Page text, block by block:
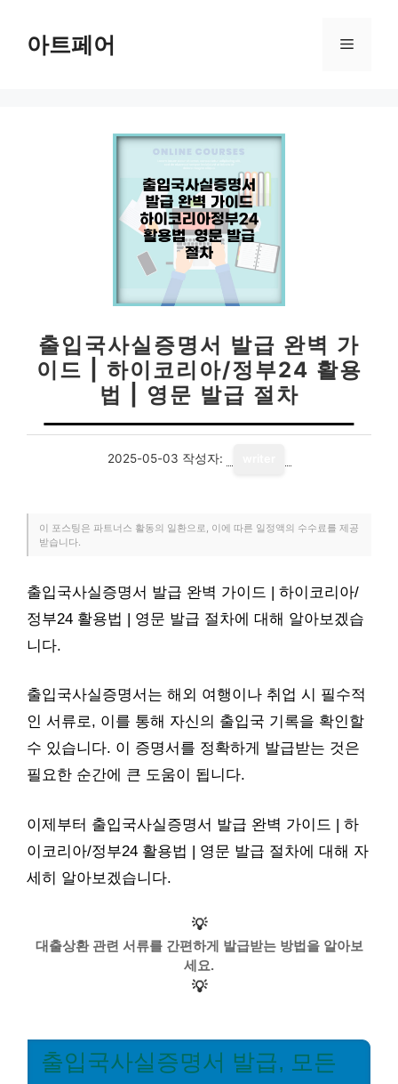
아트페어 메
출입국사실증명서 발급 완벽 가
이드 | 하이코리아/정부24 활용
법 | 영문 발급 절차
2025-05-03 작성자:
이 포스팅은 파트너스 활동의 일환으로, 이에 따른 일정액의 수수료를 제공
받습니다.
출입국사실증명서 발급 완벽 가이드 | 하이코리아/
정부24 활용법 | 영문 발급 절차에 대해 알아보겠습
니다.
출입국사실증명서는 해외 여행이나 취업 시 필수적
인 서류로, 이를 통해 자신의 출입국 기록을 확인할
수 있습니다. 이 증명서를 정확하게 발급받는 것은
필요한 순간에 큰 도움이 됩니다.
이제부터 출입국사실증명서 발급 완벽 가이드 | 하
이코리아/정부24 활용법 | 영문 발급 절차에 대해 자
세히 알아보겠습니다.
💡
대출상환 관련 서류를 간편하게 발급받는 방법을 알아보
세요.
💡
출입국사실증명서 발급, 모든